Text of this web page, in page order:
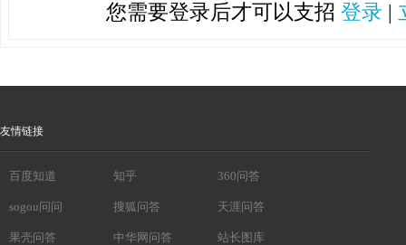
您需要登录后才可以支招 登录 |
友情链接
百度知道 知乎 360问答
sogou问问 搜狐问答 天涯问答
果壳问答 中华网问答 站长图库